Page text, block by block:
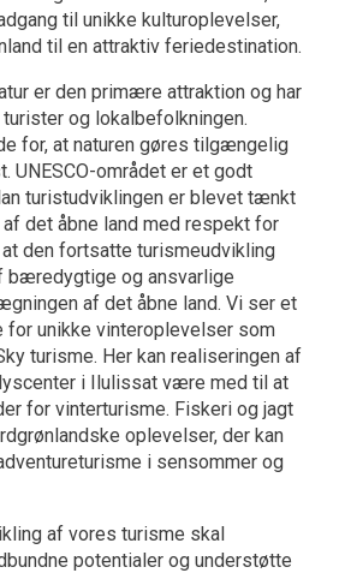
til unikke kulturoplevelser,
til en attraktiv feriedestination.
er den primære attraktion og har
og lokalbefolkningen.
for, at naturen gøres tilgængelig
UNESCO-området er et godt
turistudviklingen er blevet tænkt
det åbne land med respekt for
den fortsatte turismeudvikling
bæredygtige og ansvarlige
af det åbne land. Vi ser et
for unikke vinteroplevelser som
turisme. Her kan realiseringen af
i Ilulissat være med til at
for vinterturisme. Fiskeri og jagt
oplevelser, der kan
i sensommer og
af vores turisme skal
potentialer og understøtte